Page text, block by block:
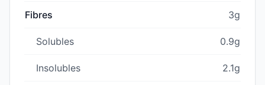
Fibres 3g
Solubles 0.9g
Insolubles 2.1g